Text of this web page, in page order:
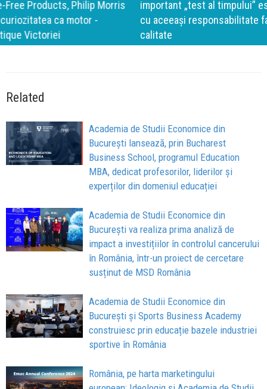
important „test al timpului” este să inovăm constant, dar
cu aceeași responsabilitate față de oameni, siguranță și
calitate
Related
Academia de Studii Economice din
București lansează, prin Bucharest
Business School, programul Education
MBA, dedicat profesorilor, liderilor și
experților din domeniul educației
Academia de Studii Economice din
București va realiza prima analiză de
impact a investițiilor în controlul cancerului
în România, într-un proiect de cercetare
susținut de MSD România
Academia de Studii Economice din
București și Sports Business Academy
construiesc prin educație bazele industriei
sportive în România
România, pe harta marketingului